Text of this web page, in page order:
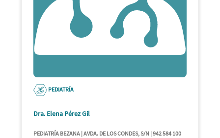
PEDIATRÍA
Dra. Elena Pérez Gil
PEDIATRÍA BEZANA | AVDA. DE LOS CONDES, S/N | 942 584 100